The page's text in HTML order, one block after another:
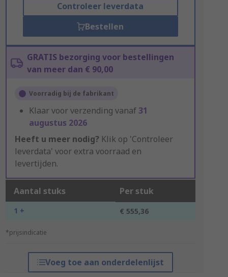
Controleer leverdata
Bestellen
GRATIS bezorging voor bestellingen
van meer dan € 90,00
Voorradig bij de fabrikant
Klaar voor verzending vanaf31
augustus 2026
Heeft u meer nodig? Klik op 'Controleer
leverdata' voor extra voorraad en
levertijden.
Aantal stuks Per stuk
1 + € 555,36
*prijsindicatie
Voeg toe aan onderdelenlijst